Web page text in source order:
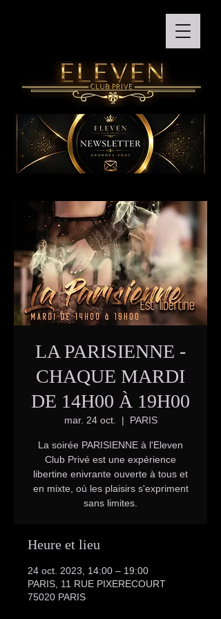
LA PARISIENNE -
CHAQUE MARDI
DE 14H00 À 19H00
mar. 24 oct.
  |
PARIS
La soirée PARISIENNE à l'Eleven
Club Privé est une expérience
libertine enivrante ouverte à tous et
en mixte, où les plaisirs s'expriment
sans limites.
Heure et lieu
24 oct. 2023, 14:00 – 19:00
PARIS, 11 RUE PIXERECOURT
75020 PARIS